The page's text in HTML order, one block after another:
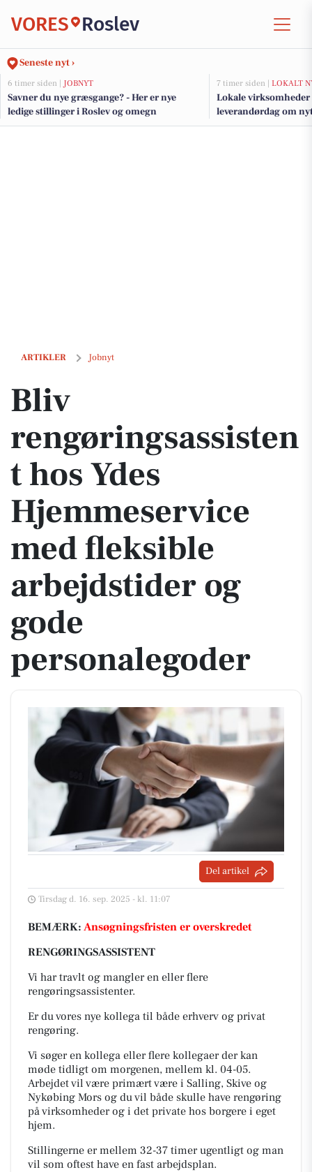
VORES Roslev
Seneste nyt ›
6 timer siden | JOBNYT
Savner du nye græsgange? - Her er nye
ledige stillinger i Roslev og omegn
7 timer siden | LOKALT
Lokale
leverandørdag om
GreenLab nord for
ARTIKLER Jobnyt
Bliv rengøringsassistent hos Ydes Hjemmeservice med fleksible
Bliv
rengøringsassisten
t hos Ydes
Hjemmeservice
med fleksible
arbejdstider og
gode
personalegoder
Del artikel
Tirsdag d. 16. sep. 2025 - kl. 11:07
BEMÆRK: Ansøgningsfristen er overskredet
RENGØRINGSASSISTENT
Vi har travlt og mangler en eller flere
rengøringsassistenter.
Er du vores nye kollega til både erhverv og privat
rengøring.
Vi søger en kollega eller flere kollegaer der kan
møde tidligt om morgenen, mellem kl. 04-05.
Arbejdet vil være primært være i Salling, Skive og
Nykøbing Mors og du vil både skulle have rengøring
på virksomheder og i det private hos borgere i eget
hjem.
Stillingerne er mellem 32-37 timer ugentligt og man
vil som oftest have en fast arbejdsplan.